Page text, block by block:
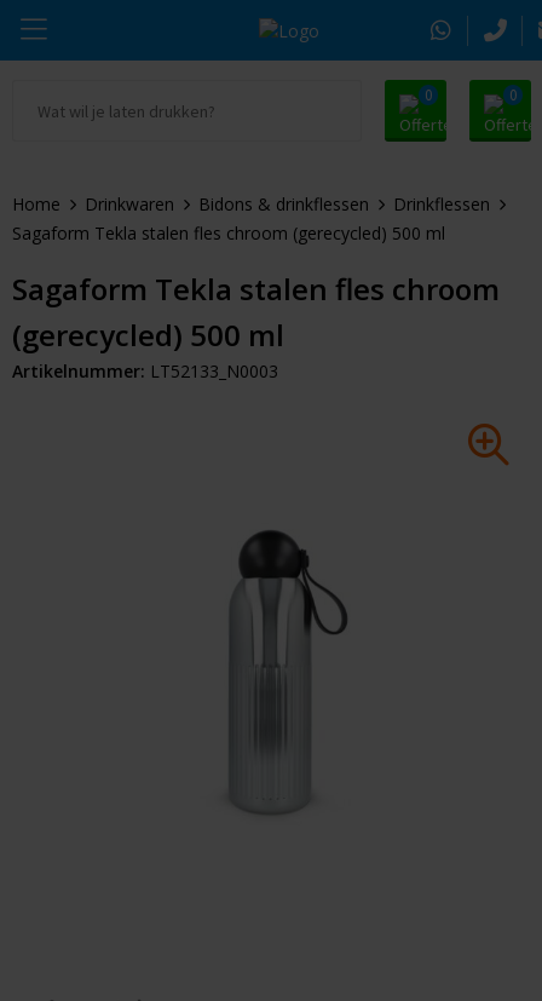
0 0
Drinkwaren
Tassen & Reizen
Alle promosnoepje
Zomer
Kerst
Thule
Alle merken
Home Drinkwaren Bidons & drinkflessen
Drinkflessen
Sagaform Tekla stalen fles chroom (gerecycled) 500 ml
Sagaform Tekla stalen fles chroom
(gerecycled) 500 ml
Artikelnummer: LT52133_N0003